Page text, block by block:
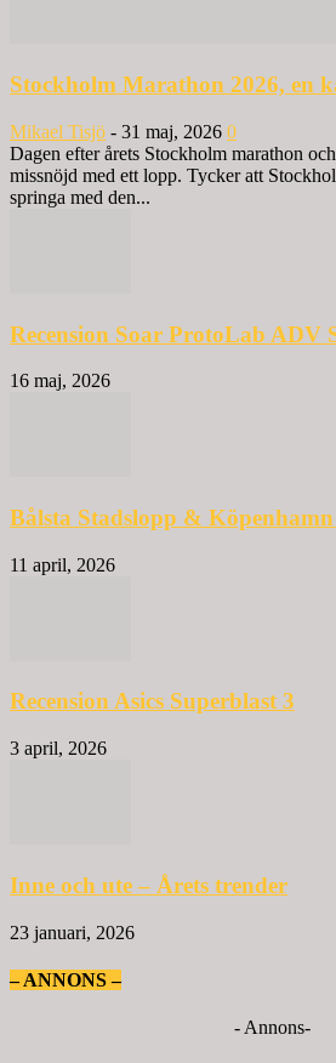
Stockholm Marathon 2026, en
Mikael Tisjö - 31 maj, 2026 0
Dagen efter årets Stockholm marathon
missnöjd med ett lopp. Tycker att
springa med den...
Recension Soar ProtoLab ADV
16 maj, 2026
Bålsta Stadslopp &
11 april, 2026
Recension Asics Superblast 3
3 april, 2026
Inne och ute – Årets trender
23 januari, 2026
– ANNONS –
- Annons-